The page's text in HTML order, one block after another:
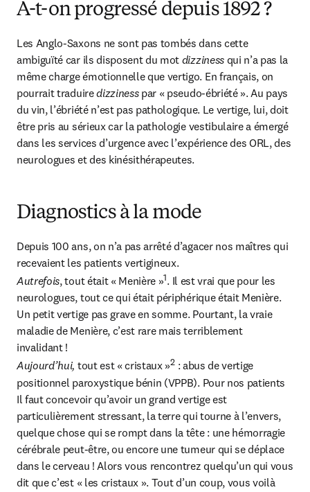
A-t-on progressé depuis 1892 ?
Les Anglo-Saxons ne sont pas tombés dans cette
ambiguïté car ils disposent du mot dizziness qui n’a pas la
même charge émotionnelle que vertigo. En français, on
pourrait traduire dizziness par « pseudo-ébriété ». Au pays
du vin, l’ébriété n’est pas pathologique. Le vertige, lui, doit
être pris au sérieux car la pathologie vestibulaire a émergé
dans les services d’urgence avec l’expérience des ORL, des
neurologues et des kinésithérapeutes.
Diagnostics à la mode
Depuis 100 ans, on n’a pas arrêté d’agacer nos maîtres qui
Autrefois, tout était « Menière »1. Il est vrai que pour les
neurologues, tout ce qui était périphérique était Menière.
Un petit vertige pas grave en somme. Pourtant, la vraie
maladie de Menière, c’est rare mais terriblement
Aujourd’hui, tout est « cristaux »2 : abus de vertige
positionnel paroxystique bénin (VPPB). Pour nos patients
Il faut concevoir qu’avoir un grand vertige est
particulièrement stressant, la terre qui tourne à l’envers,
quelque chose qui se rompt dans la tête : une hémorragie
cérébrale peut-être, ou encore une tumeur qui se déplace
dans le cerveau ! Alors vous rencontrez quelqu’un qui vous
dit que c’est « les cristaux ». Tout d’un coup, vous voilà